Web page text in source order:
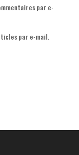
par e-
par e-mail.